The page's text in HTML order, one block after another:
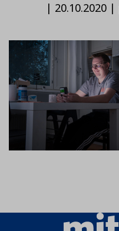
| 20.10.2020|
Mittiallt